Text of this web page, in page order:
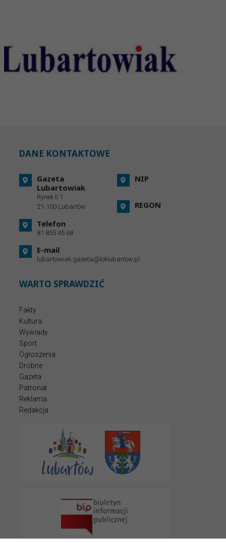
DANE KONTAKTOWE
Gazeta
Lubartowiak
Rynek II 1
21-100 Lubartów
Telefon
81 855 45 68
E-mail
lubartowiak.gazeta@loklubartow.pl
NIP
REGON
WARTO SPRAWDZIĆ
Fakty
Kultura
Wywiady
Sport
Ogłoszenia
Drobne
Gazeta
Patronat
Reklama
Redakcja